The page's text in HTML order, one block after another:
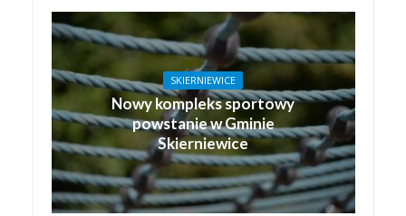
SKIERNIEWICE
Nowy kompleks sportowy
powstanie w Gminie
Skierniewice